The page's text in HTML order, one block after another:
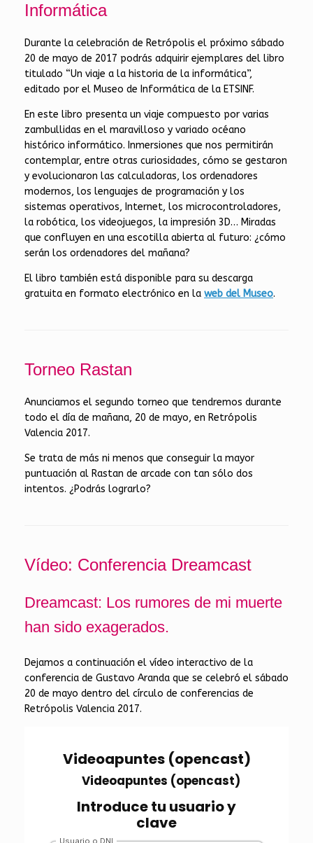
Informática
Durante la celebración de Retrópolis el próximo sábado
20 de mayo de 2017 podrás adquirir ejemplares del libro
titulado “Un viaje a la historia de la informática”,
editado por el Museo de Informática de la ETSINF.
En este libro presenta un viaje compuesto por varias
zambullidas en el maravilloso y variado océano
histórico informático. Inmersiones que nos permitirán
contemplar, entre otras curiosidades, cómo se gestaron
y evolucionaron las calculadoras, los ordenadores
modernos, los lenguajes de programación y los
sistemas operativos, Internet, los microcontroladores,
la robótica, los videojuegos, la impresión 3D… Miradas
que confluyen en una escotilla abierta al futuro: ¿cómo
serán los ordenadores del mañana?
El libro también está disponible para su descarga
gratuita en formato electrónico en la web del Museo.
Torneo Rastan
Anunciamos el segundo torneo que tendremos durante
todo el día de mañana, 20 de mayo, en Retrópolis
Valencia 2017.
Se trata de más ni menos que conseguir la mayor
puntuación al Rastan de arcade con tan sólo dos
intentos. ¿Podrás lograrlo?
Vídeo: Conferencia Dreamcast
Dreamcast: Los rumores de mi muerte
han sido exagerados.
Dejamos a continuación el vídeo interactivo de la
conferencia de Gustavo Aranda que se celebró el sábado
20 de mayo dentro del círculo de conferencias de
Retrópolis Valencia 2017.